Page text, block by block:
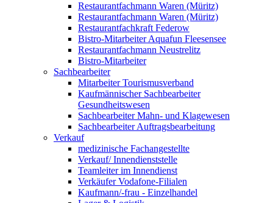
Restaurantfachmann Waren (Müritz)
Restaurantfachmann Waren (Müritz)
Restaurantfachkraft Federow
Bistro-Mitarbeiter Aquafun Fleesensee
Restaurantfachmann Neustrelitz
Bistro-Mitarbeiter
Sachbearbeiter
Mitarbeiter Tourismusverband
Kaufmännischer Sachbearbeiter
Gesundheitswesen
Sachbearbeiter Mahn- und Klagewesen
Sachbearbeiter Auftragsbearbeitung
Verkauf
medizinische Fachangestellte
Verkauf/ Innendienststelle
Teamleiter im Innendienst
Verkäufer Vodafone-Filialen
Kaufmann/-frau - Einzelhandel